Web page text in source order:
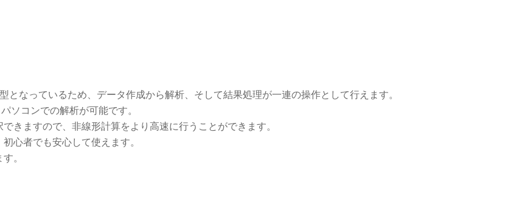
となっているため、データ作成から解析、そして結果処理が一連の操作として行えます。
ソコンでの解析が可能です。
きますので、非線形計算をより高速に行うことができます。
心者でも安心して使えます。
。